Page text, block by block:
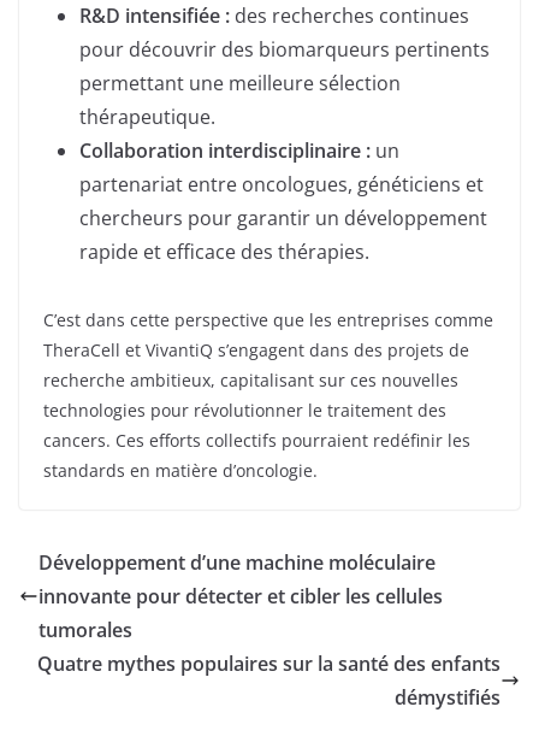
R&D intensifiée : des recherches continues
pour découvrir des biomarqueurs pertinents
permettant une meilleure sélection
thérapeutique.
Collaboration interdisciplinaire : un
partenariat entre oncologues, généticiens et
chercheurs pour garantir un développement
rapide et efficace des thérapies.
C’est dans cette perspective que les entreprises comme
TheraCell et VivantiQ s’engagent dans des projets de
recherche ambitieux, capitalisant sur ces nouvelles
technologies pour révolutionner le traitement des
cancers. Ces efforts collectifs pourraient redéfinir les
standards en matière d’oncologie.
Développement d’une machine moléculaire
innovante pour détecter et cibler les cellules
tumorales
Quatre mythes populaires sur la santé des enfants
démystifiés